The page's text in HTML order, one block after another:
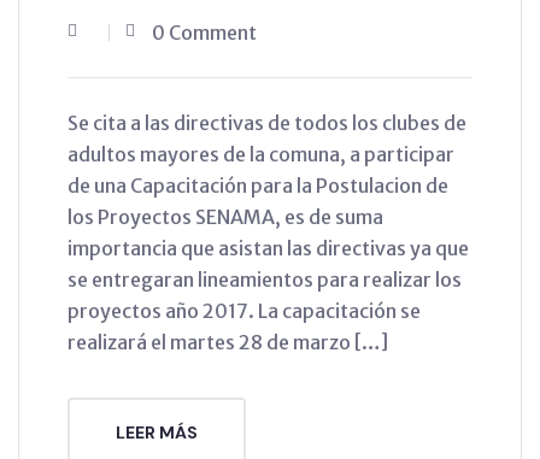
0 Comment
Se cita a las directivas de todos los clubes de
adultos mayores de la comuna, a participar
de una Capacitación para la Postulacion de
los Proyectos SENAMA, es de suma
importancia que asistan las directivas ya que
se entregaran lineamientos para realizar los
proyectos año 2017. La capacitación se
realizará el martes 28 de marzo […]
LEER MÁS